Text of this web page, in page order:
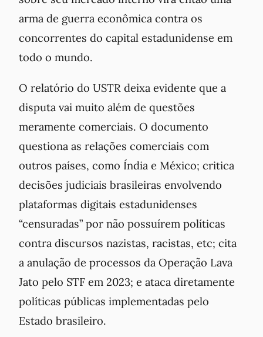
arma de guerra econômica contra os
concorrentes do capital estadunidense em
todo o mundo.
O relatório do USTR deixa evidente que a
disputa vai muito além de questões
meramente comerciais. O documento
questiona as relações comerciais com
outros países, como Índia e México; critica
decisões judiciais brasileiras envolvendo
plataformas digitais estadunidenses
“censuradas” por não possuírem políticas
contra discursos nazistas, racistas, etc; cita
a anulação de processos da Operação Lava
Jato pelo STF em 2023; e ataca diretamente
políticas públicas implementadas pelo
Estado brasileiro.